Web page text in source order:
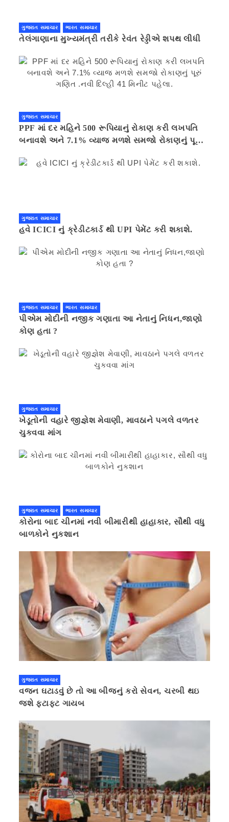
ગુજરાત સમાચાર ભારત સમાચાર
તેલંગાણાના મુખ્યમંત્રી તરીકે રેવંત રેડ્ડીએ શપથ લીધી
ગુજરાત સમાચાર
PPF માં દર મહિને 500 રૂપિયાનું રોકાણ કરી લખપતિ
બનાવશે અને 7.1% વ્યાજ મળશે સમજો રોકાણનું પૂરું
ગુજરાત સમાચાર
હવે ICICI નું ક્રેડીટકાર્ડ થી UPI પેમેંટ કરી શકાશે.
ગુજરાત સમાચાર ભારત સમાચાર
પીએમ મોદીની નજીક ગણાતા આ નેતાનું નિધન,જાણો
કોણ હતા ?
ગુજરાત સમાચાર
ખેડૂતોની વહારે જીજ્ઞેશ મેવાણી, માવઠાને પગલે વળતર
ચુકવવા માંગ
ગુજરાત સમાચાર ભારત સમાચાર
કોરોના બાદ ચીનમાં નવી બીમારીથી હાહાકાર, સૌથી વધુ
બાળકોને નુકશાન
ગુજરાત સમાચાર
વજન ઘટાડવું છે તો આ બીજનું કરો સેવન, ચરબી થઇ
જશે ફટાફટ ગાયબ